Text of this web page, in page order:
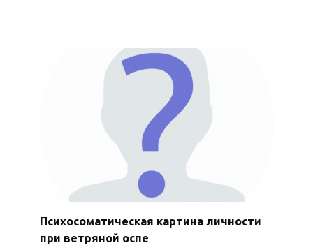
Психосоматическая картина личности
при ветряной оспе